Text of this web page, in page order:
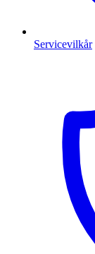
Servicevilkår